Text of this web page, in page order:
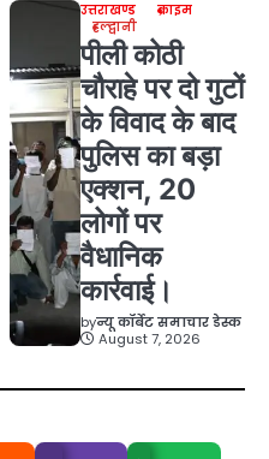
उत्तराखण्ड
क्राइम
हल्द्वानी
पीली कोठी
चौराहे पर दो गुटों
के विवाद के बाद
पुलिस का बड़ा
एक्शन, 20
लोगों पर
वैधानिक
कार्रवाई।
byन्यू कॉर्बेट समाचार डेस्क
August 7, 2026